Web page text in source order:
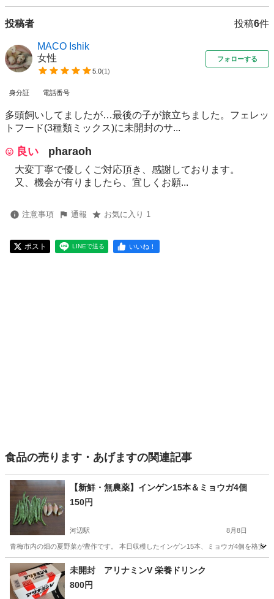
投稿者 投稿6件
MACO Ishik
女性
5.0(1)
フォローする
身分証 電話番号
多頭飼いしてましたが…最後の子が旅立ちました。フェレッ
トフード(3種類ミックス)に未開封のサ...
良い pharaoh
大変丁寧で優しくご対応頂き、感謝しております。
又、機会が有りましたら、宜しくお願...
注意事項 通報 お気に入り 1
ポスト LINEで送る いいね！
食品の売ります・あげますの関連記事
【新鮮・無農薬】インゲン15本＆ミョウガ4個
150円
河辺駅 8月8日
青梅市内の畑の夏野菜が豊作です。 本日収穫したインゲン15本、ミョウガ4個を格安
東京 青梅市 河辺駅 食品
未開封 アリナミンV 栄養ドリンク
800円